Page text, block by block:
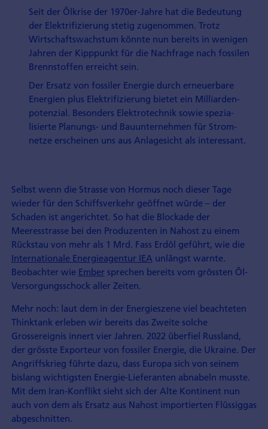
Seit der Öl­krise der 1970er-Jahre hat die Bedeutung
der Elektri­fizierung stetig zugenommen. Trotz
Wirtschafts­wachstum könnte nun bereits in wenigen
Jahren der Kipppunkt für die Nach­frage nach fossilen
Brenn­stoffen erreicht sein.
Der Ersatz von fossiler Energie durch erneuerbare
Ener­gien plus Elektri­fizierung bietet ein Milliarden­
potenzial. Besonders Elektro­technik sowie spezia­
lisierte Planungs- und Bauunter­nehmen für Strom­
netze erscheinen uns aus Anlage­sicht als interessant.
Selbst wenn die Strasse von Hormus noch dieser Tage
wieder für den Schiffsverkehr geöffnet würde – der
Schaden ist angerichtet. So hat die Blockade der
Meeresstrasse bei den Produzenten in Nahost zu einem
Rückstau von mehr als 1 Mrd. Fass Erdöl geführt, wie die
Internationale Energieagentur IEAunlängst warnte.
Beobachter wie Embersprechen bereits vom grössten Öl-
Versorgungsschock aller Zeiten.
Mehr noch: laut dem in der Energieszene viel beachteten
Thinktank erleben wir bereits das Zweite solche
Grossereignis innert vier Jahren. 2022 überfiel Russland,
der grösste Exporteur von fossiler Energie, die Ukraine. Der
Angriffskrieg führte dazu, dass Europa sich von seinem
bislang wichtigsten Energie-Lieferanten abnabeln musste.
Mit dem Iran-Konflikt sieht sich der Alte Kontinent nun
auch von dem als Ersatz aus Nahost importierten Flüssiggas
abgeschnitten.